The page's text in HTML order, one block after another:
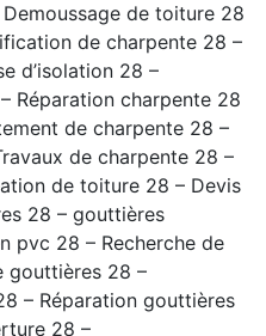
de toiture 28
de charpente 28 –
d’isolation 28 –
Réparation charpente 28
de charpente 28 –
de charpente 28 –
de toiture 28 – Devis
28 – gouttières
pvc 28 – Recherche de
gouttières 28 –
– Réparation gouttières
28 –